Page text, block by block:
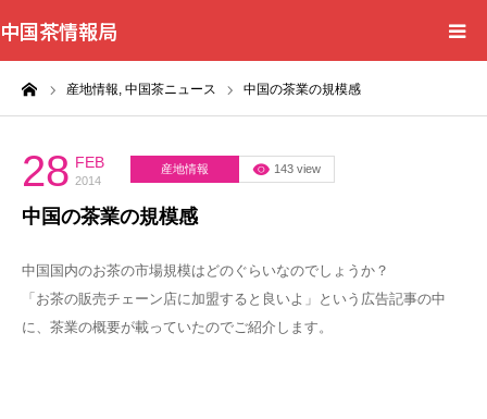
中国茶情報局
産地情報, 中国茶ニュース 中国の茶業の規模感
28 FEB
2014
産地情報 143 view
中国の茶業の規模感
中国国内のお茶の市場規模はどのぐらいなのでしょうか？
「お茶の販売チェーン店に加盟すると良いよ」という広告記事の中
に、茶業の概要が載っていたのでご紹介します。
Home
News
BlogChecker
Events